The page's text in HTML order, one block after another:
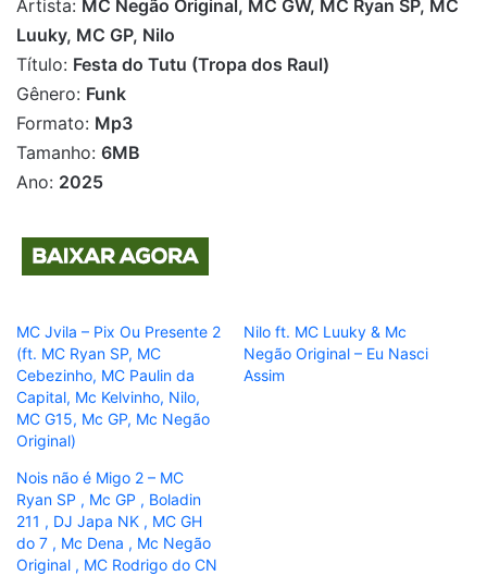
Artista: MC Negão Original, MC GW, MC Ryan SP, MC
Luuky, MC GP, Nilo
Título: Festa do Tutu (Tropa dos Raul)
Gênero: Funk
Formato: Mp3
Tamanho: 6MB
Ano: 2025
MC Jvila – Pix Ou Presente 2
(ft. MC Ryan SP, MC
Cebezinho, MC Paulin da
Capital, Mc Kelvinho, Nilo,
MC G15, Mc GP, Mc Negão
Original)
Nilo ft. MC Luuky & Mc
Negão Original – Eu Nasci
Assim
Nois não é Migo 2 – MC
Ryan SP , Mc GP , Boladin
211 , DJ Japa NK , MC GH
do 7 , Mc Dena , Mc Negão
Original , MC Rodrigo do CN